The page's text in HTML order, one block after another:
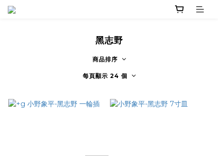
黑志野
商品排序
每頁顯示 24 個